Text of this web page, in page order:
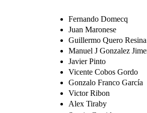
Fernando Domecq
Juan Maronese
Guillermo Quero Resina
Manuel J Gonzalez
Javier Pinto
Vicente Cobos Gordo
Gonzalo Franco García
Victor Ribon
Alex Tiraby